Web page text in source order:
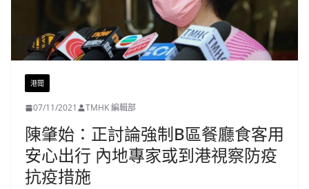
港聞
07/11/2021 TMHK 編輯部
陳肇始：正討論強制B區餐廳食客用
安心出行 內地專家或到港視察防疫
抗疫措施